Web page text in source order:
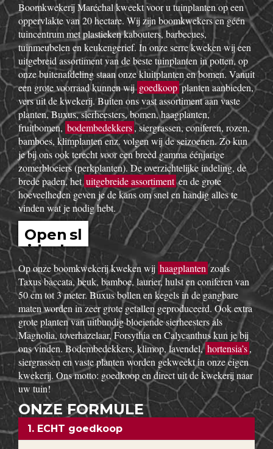
Boomkwekerij Maréchal kweekt voor u tuinplanten op een
oppervlakte van 20 hectare. Wij zijn boomkwekers en géén
tuincentrum met plastieken kabouters, barbecues,
tuinmeubelen en keukengerief. In onze serre kweken wij een
uitgebreid assortiment van de beste tuinplanten in potten, op
onze buitenafdeling staan onze kluitplanten en bomen. Vanuit
een grote voorraad kunnen wijgoedkoopplanten aanbieden,
vers uit de kwekerij. Buiten ons vast assortiment aan vaste
planten, Buxus, sierheesters, bomen, haagplanten,
fruitbomen, bodembedekkers, siergrassen, coniferen, rozen,
bamboes, klimplanten enz. volgen wij de seizoenen. Zo kun
je bij ons ook terecht voor een breed gamma éénjarige
zomerbloeiers (perkplanten). De overzichtelijke indeling, de
brede paden, hetuitgebreide assortimenten de grote
hoeveelheden geven je de kans om snel en handig alles te
vinden wat je nodig hebt.
Open sl
idesho
w
Op onze boomkwekerij kweken wij haagplantenzoals
Taxus baccata, beuk, bamboe, laurier, hulst en coniferen van
50 cm tot 3 meter. Buxus bollen en kegels in de gangbare
maten worden in zeer grote getallen geproduceerd. Ook extra
grote planten van uitbundig bloeiende sierheesters als
Magnolia, toverhazelaar, Forsythia en Calycanthus kun je bij
ons vinden. Bodembedekkers, klimop, lavendel,hortensia’s,
siergrassen en vaste planten worden gekweekt in onze eigen
kwekerij. Ons motto: goedkoop en direct uit de kwekerij naar
uw tuin!
ONZE FORMULE
1. ECHT goedkoop